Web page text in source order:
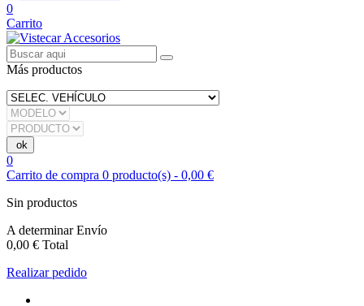
0
Carrito
Más productos
0
Carrito de compra 0 producto(s) - 0,00 €
Sin productos
A determinarEnvío
0,00 € Total
Realizar pedido